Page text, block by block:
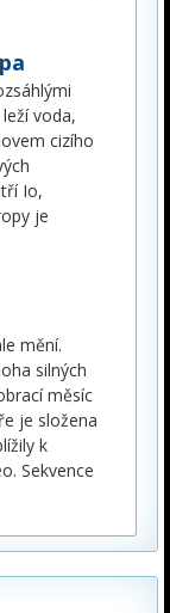
voda,
cizího
Io,
je
mění.
silných
měsíc
je složena
k
Sekvence